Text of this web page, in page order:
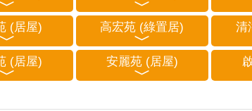
(居屋) 高宏苑 (綠置居) 清
(居屋) 安麗苑 (居屋)